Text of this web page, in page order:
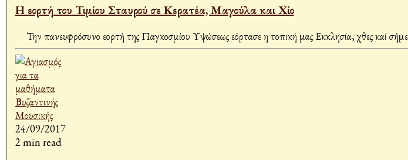
Η εορτή του Τιμίου Σταυρού σε Κερατέα, Μαγούλα και Χίο
Την πανευφρόσυνο εορτή της Παγκοσμίου Υψώσεως εόρτασε η τοπική μας Εκκλησία, χθες καί
24/09/2017
2 min read